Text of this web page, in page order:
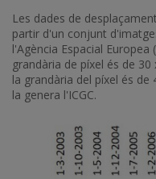
Les dades de
partir d'un conjunt
l'Agència Espacial Europea
grandària de píxel és de 30
la grandària del píxel és
la genera l'ICGC.